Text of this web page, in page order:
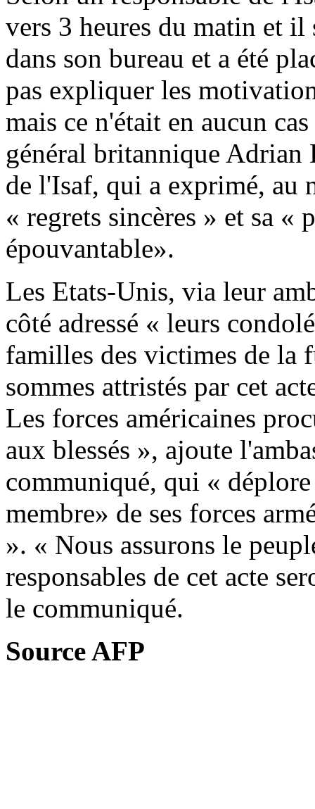
vers 3 heures du matin et
dans son bureau et a été
pas expliquer les
mais ce n'était en aucun
général britannique Adrian
de l'Isaf, qui a exprimé, au
« regrets sincères » et sa
épouvantable».
Les Etats-Unis, via leur
côté adressé « leurs
familles des victimes de la
sommes attristés par cet
Les forces américaines
aux blessés », ajoute
communiqué, qui «
membre» de ses forces
». « Nous assurons le
responsables de cet acte
le communiqué.
Source AFP